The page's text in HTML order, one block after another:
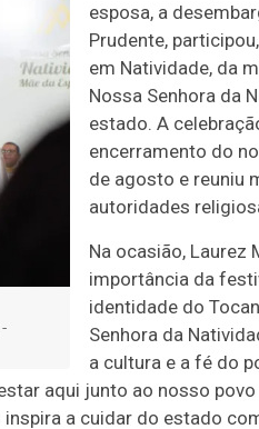
esposa, a
Prudente,
em Natividade, da
Nossa Senhora da
estado. A
encerramento do
de agosto e reuniu
autoridades
Na ocasião, Laurez
importância da
identidade do
Senhora da
a cultura e a fé do
aqui junto ao nosso
a cuidar do estado